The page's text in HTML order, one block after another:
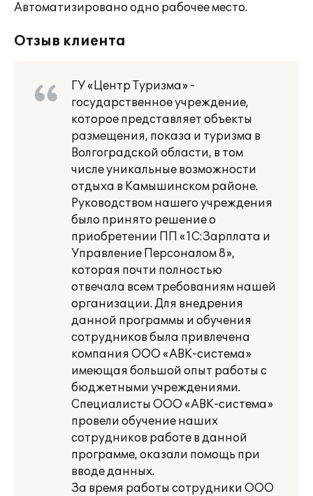
Автоматизировано одно рабочее место.
Отзыв клиента
ГУ «Центр Туризма» -
государственное учреждение,
которое представляет объекты
размещения, показа и туризма в
Волгоградской области, в том
числе уникальные возможности
отдыха в Камышинском районе.
Руководством нашего учреждения
было принято решение о
приобретении ПП «1С:Зарплата и
Управление Персоналом 8»,
которая почти полностью
отвечала всем требованиям нашей
организации. Для внедрения
данной программы и обучения
сотрудников была привлечена
компания ООО «АВК-система»
имеющая большой опыт работы с
бюджетными учреждениями.
Специалисты ООО «АВК-система»
провели обучение наших
сотрудников работе в данной
программе, оказали помощь при
вводе данных.
За время работы сотрудники ООО